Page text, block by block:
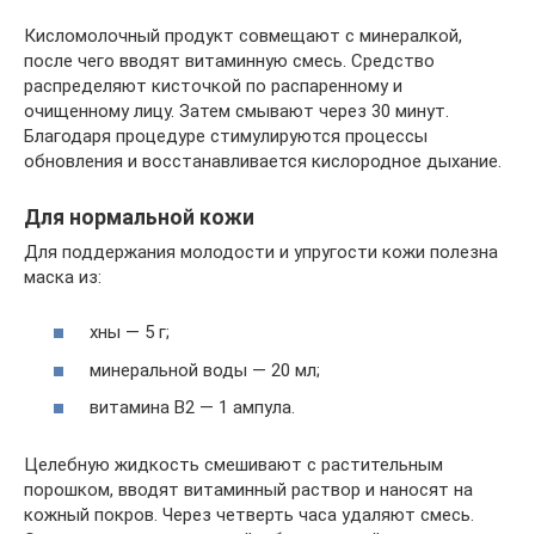
Кисломолочный продукт совмещают с минералкой,
после чего вводят витаминную смесь. Средство
распределяют кисточкой по распаренному и
очищенному лицу. Затем смывают через 30 минут.
Благодаря процедуре стимулируются процессы
обновления и восстанавливается кислородное дыхание.
Для нормальной кожи
Для поддержания молодости и упругости кожи полезна
маска из:
хны — 5 г;
минеральной воды — 20 мл;
витамина В2 — 1 ампула.
Целебную жидкость смешивают с растительным
порошком, вводят витаминный раствор и наносят на
кожный покров. Через четверть часа удаляют смесь.